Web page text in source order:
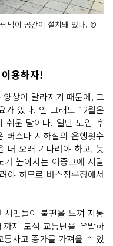
막이 공간이 설치돼 있다. ©
용하자!
상이 달라지기 때문에, 그
가 있다. 안 그래도 12월은
쉬운 달이다. 일단 모임 후
버스나 지하철의 운행횟수
더 오래 기다려야 하고, 늦
가 높아지는 이중고에 시달
야 하므로 버스정류장에서
시민들이 불편을 느껴 자동
지 도심 교통난을 유발하
사고 증가를 가져올 수 있